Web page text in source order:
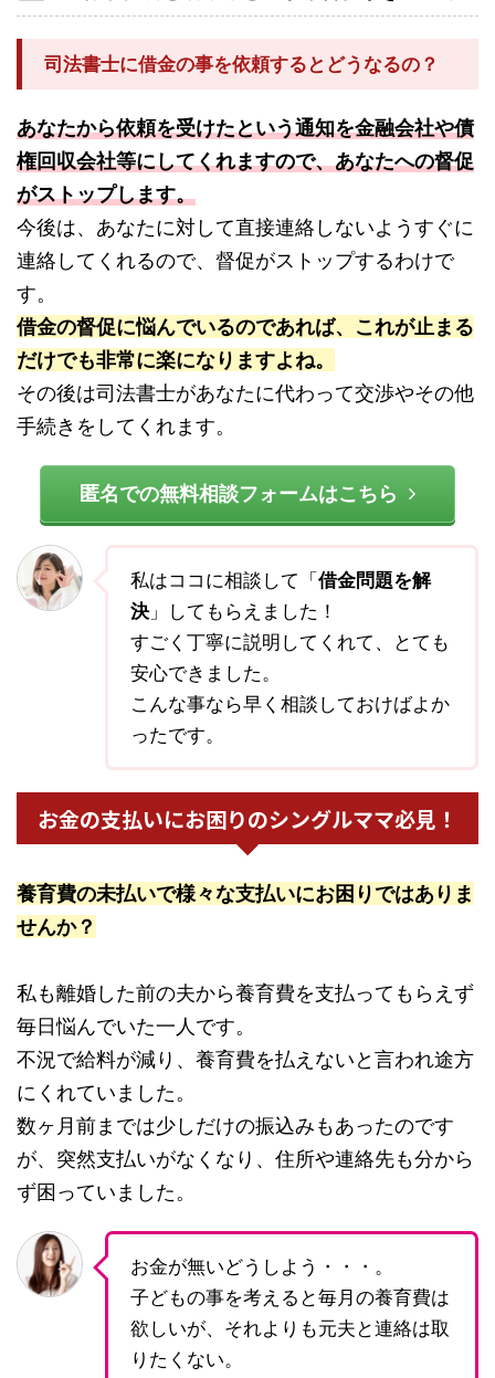
司法書士に借金の事を依頼するとどうなるの？
あなたから依頼を受けたという通知を金融会社や債
権回収会社等にしてくれますので、あなたへの督促
がストップします。
今後は、あなたに対して直接連絡しないようすぐに
連絡してくれるので、督促がストップするわけで
す。
借金の督促に悩んでいるのであれば、これが止まる
だけでも非常に楽になりますよね。
その後は司法書士があなたに代わって交渉やその他
手続きをしてくれます。
匿名での無料相談フォームはこちら
私はココに相談して「 借金問題を解
決」してもらえました！
すごく丁寧に説明してくれて、とても
安心できました。
こんな事なら早く相談しておけばよか
ったです。
お金の支払いにお困りのシングルママ必見！
養育費の未払いで様々な支払いにお困りではありま
せんか？
私も離婚した前の夫から養育費を支払ってもらえず
毎日悩んでいた一人です。
不況で給料が減り、養育費を払えないと言われ途方
にくれていました。
数ヶ月前までは少しだけの振込みもあったのです
が、突然支払いがなくなり、住所や連絡先も分から
ず困っていました。
お金が無いどうしよう・・・。
子どもの事を考えると毎月の養育費は
欲しいが、それよりも元夫と連絡は取
りたくない。